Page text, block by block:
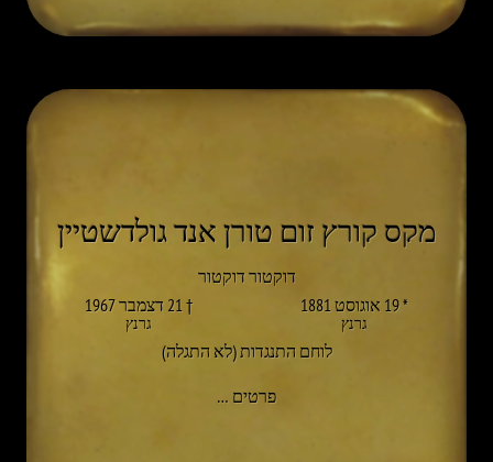
מקס קורץ זום טורן אנד גולדשטיין
דוקטור דוקטור
* 19 אוגוסט 1881
גרנץ
† 21 דצמבר 1967
גרנץ
לוחם התנגדות (לא התגלה)
פרטים …